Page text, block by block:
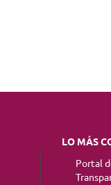
LO MÁS
Portal